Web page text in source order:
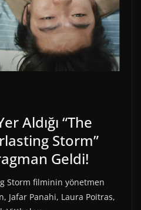
Aldığı “The
Storm”
Geldi!
Storm filminin yönetmen
Jafar Panahi, Laura Poitras,